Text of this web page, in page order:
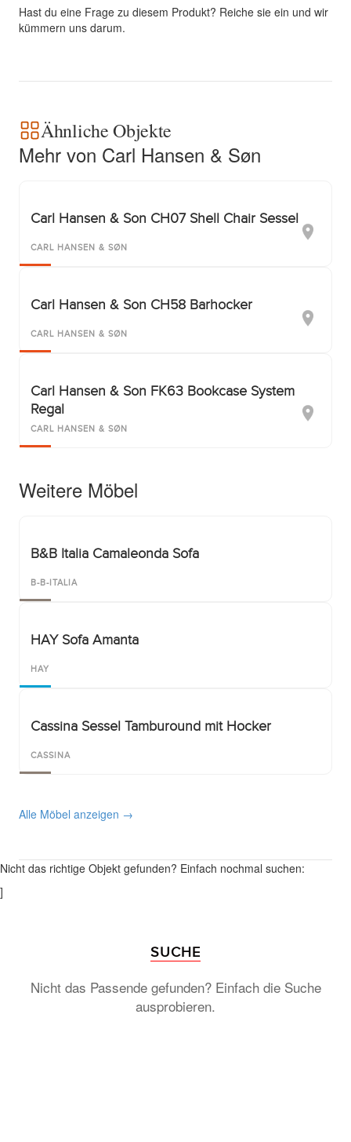
Hast du eine Frage zu diesem Produkt? Reiche sie ein und wir
kümmern uns darum.
Ähnliche Objekte
Mehr von Carl Hansen & Søn
Carl Hansen & Son CH07 Shell Chair Sessel
CARL HANSEN & SØN
Carl Hansen & Son CH58 Barhocker
CARL HANSEN & SØN
Carl Hansen & Son FK63 Bookcase System
Regal
CARL HANSEN & SØN
Weitere Möbel
B&B Italia Camaleonda Sofa
B-B-ITALIA
HAY Sofa Amanta
HAY
Cassina Sessel Tamburound mit Hocker
CASSINA
Alle Möbel anzeigen →
Nicht das richtige Objekt gefunden? Einfach nochmal suchen:
]
SUCHE
Nicht das Passende gefunden? Einfach die Suche
ausprobieren.